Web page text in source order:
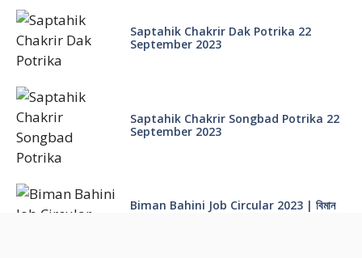
Saptahik Chakrir Dak Potrika 22
‍September 2023
Saptahik Chakrir Songbad Potrika 22
September 2023
Biman Bahini Job Circular 2023 | বিমান